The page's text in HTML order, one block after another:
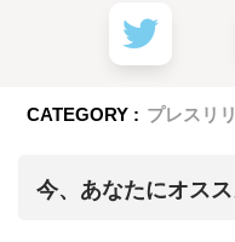
CATEGORY : プレスリ
今、あなたにオスス